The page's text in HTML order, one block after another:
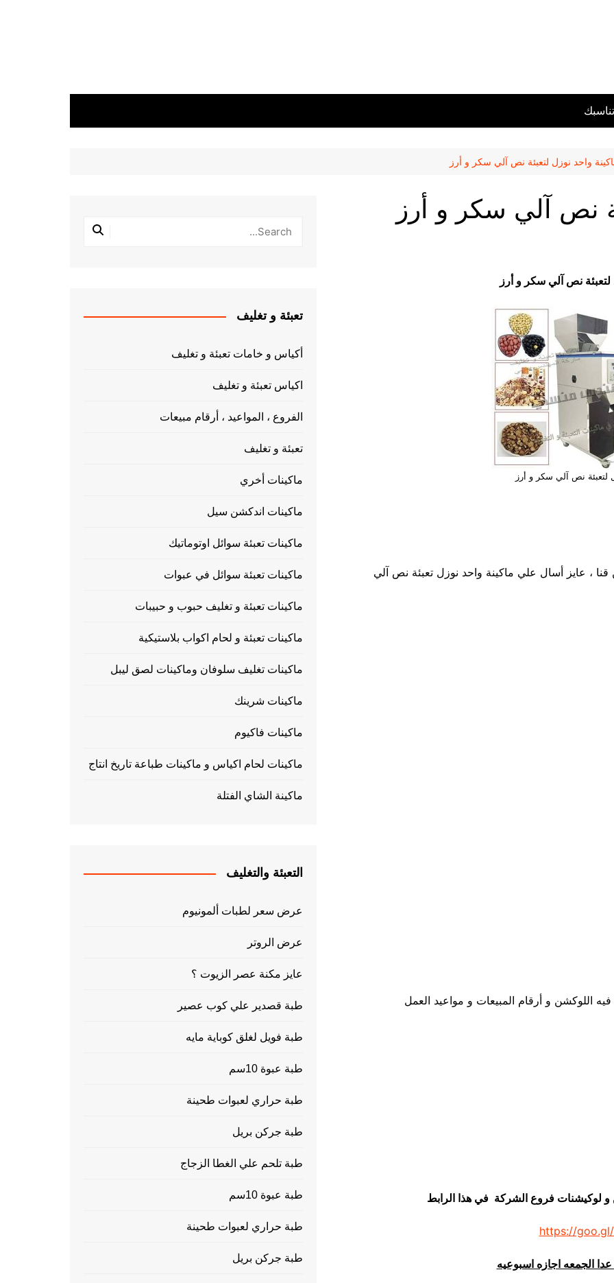
واحد نوزل لتعبئة نص آلي سكر و أرز
نص آلي سكر و أرز
لتعبئة نص آلي سكر و أرز
لتعبئة نص آلي سكر و أرز
عايز أسال علي ماكينة واحد نوزل تعبئة نص آلي
اللوكشن و أرقام المبيعات و مواعيد العمل
و لوكيشنات فروع الشركة في هذا الرابط
https://
الجمعه اجازه اسبوعيه
تعبئة و تغليف
أكياس و خامات تعبئة و تغليف
اكياس تعبئة و تغليف
الفروع ، المواعيد ، أرقام مبيعات
تعبئة و تغليف
ماكينات أخري
ماكينات اندكشن سيل
ماكينات تعبئة سوائل اوتوماتيك
ماكينات تعبئة سوائل في عبوات
ماكينات تعبئة و تغليف حبوب و حبيبات
ماكينات تعبئة و لحام اكواب بلاستيكية
ماكينات تغليف سلوفان وماكينات لصق ليبل
ماكينات شرينك
ماكينات فاكيوم
ماكينات لحام اكياس و ماكينات طباعة تاريخ انتاج
ماكينة الشاي الفتلة
التعبئة والتغليف
عرض سعر لطبات ألمونيوم
عرض الروتر
عايز مكنة عصر الزيوت ؟
طبة قصدير علي كوب عصير
طبة فويل لغلق كوباية مايه
طبة عبوة 10سم
طبة حراري لعبوات طحينة
طبة جركن بريل
طبة تلحم علي الغطا الزجاج
طبة عبوة 10سم
طبة حراري لعبوات طحينة
طبة جركن بريل